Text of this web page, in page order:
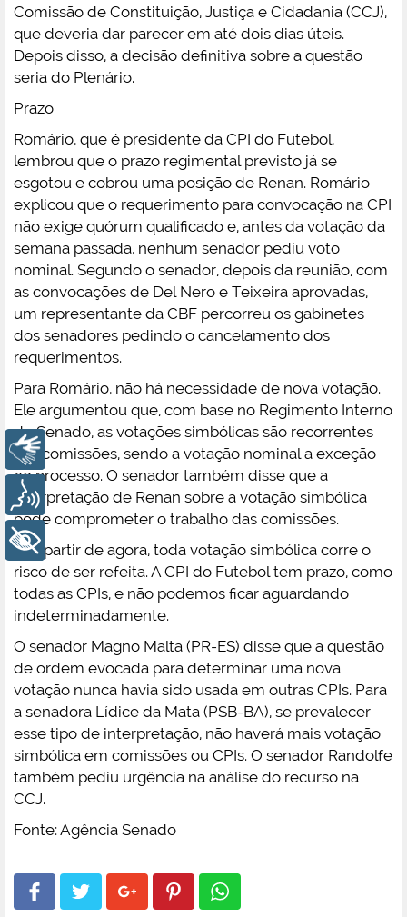
Comissão de Constituição, Justiça e Cidadania (CCJ),
que deveria dar parecer em até dois dias úteis.
Depois disso, a decisão definitiva sobre a questão
seria do Plenário.
Prazo
Romário, que é presidente da CPI do Futebol,
lembrou que o prazo regimental previsto já se
esgotou e cobrou uma posição de Renan. Romário
explicou que o requerimento para convocação na CPI
não exige quórum qualificado e, antes da votação da
semana passada, nenhum senador pediu voto
nominal. Segundo o senador, depois da reunião, com
as convocações de Del Nero e Teixeira aprovadas,
um representante da CBF percorreu os gabinetes
dos senadores pedindo o cancelamento dos
requerimentos.
Para Romário, não há necessidade de nova votação.
Ele argumentou que, com base no Regimento Interno
do Senado, as votações simbólicas são recorrentes
nas comissões, sendo a votação nominal a exceção
no processo. O senador também disse que a
interpretação de Renan sobre a votação simbólica
pode comprometer o trabalho das comissões.
— A partir de agora, toda votação simbólica corre o
risco de ser refeita. A CPI do Futebol tem prazo, como
todas as CPIs, e não podemos ficar aguardando
indeterminadamente.
O senador Magno Malta (PR-ES) disse que a questão
de ordem evocada para determinar uma nova
votação nunca havia sido usada em outras CPIs. Para
a senadora Lídice da Mata (PSB-BA), se prevalecer
esse tipo de interpretação, não haverá mais votação
simbólica em comissões ou CPIs. O senador Randolfe
também pediu urgência na análise do recurso na
CCJ.
Fonte: Agência Senado
Libras
Voz